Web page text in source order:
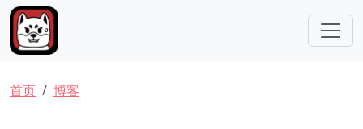
跳转到主要内容
面包屑
首页 博客